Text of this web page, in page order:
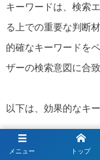
キーワードは、検索
る上での重要な判断材
的確なキーワードを
ザーの検索意図に合
以下は、効果的なキ
ターゲットユーザ
メニュー トップ